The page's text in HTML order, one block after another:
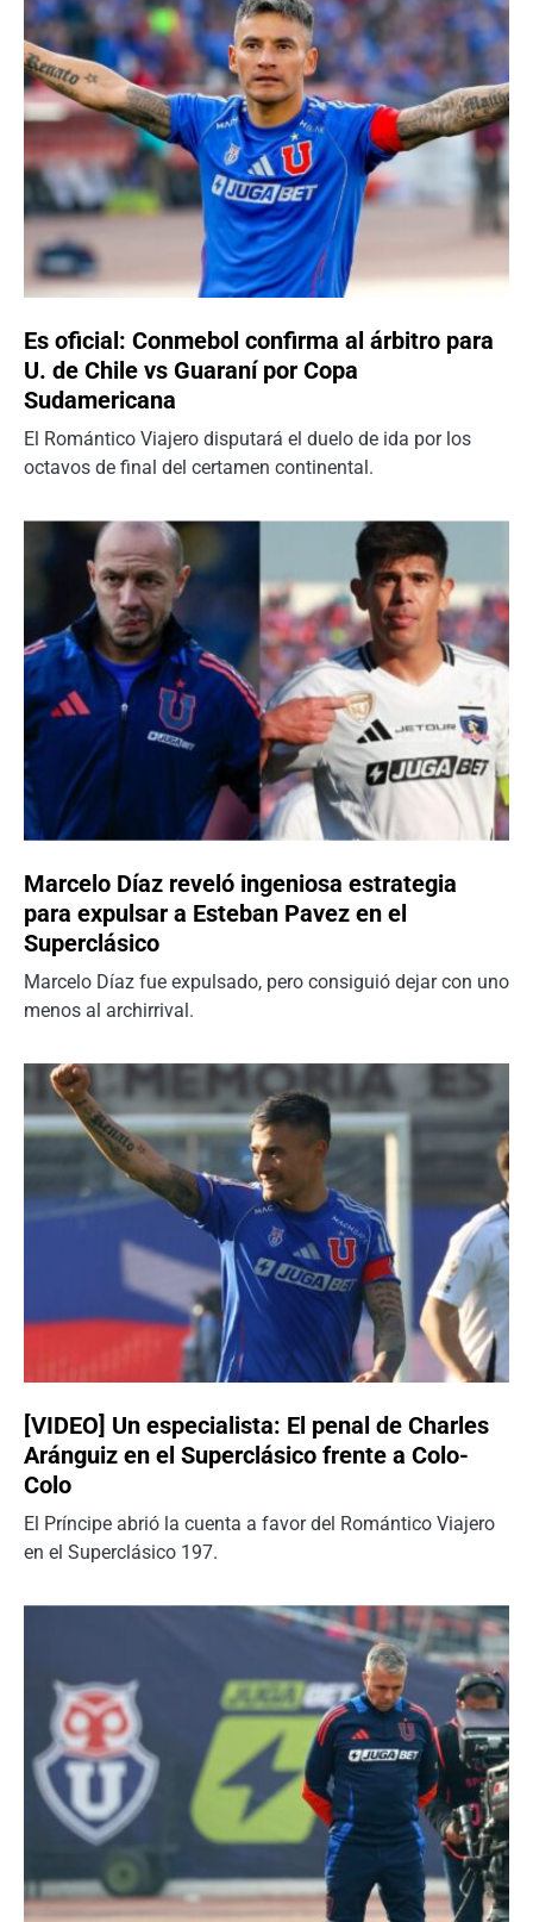
Es oficial: Conmebol confirma al árbitro para
U. de Chile vs Guaraní por Copa
Sudamericana
El Romántico Viajero disputará el duelo de ida por los
octavos de final del certamen continental.
Marcelo Díaz reveló ingeniosa estrategia
para expulsar a Esteban Pavez en el
Superclásico
Marcelo Díaz fue expulsado, pero consiguió dejar con uno
menos al archirrival.
[VIDEO] Un especialista: El penal de Charles
Aránguiz en el Superclásico frente a Colo-
Colo
El Príncipe abrió la cuenta a favor del Romántico Viajero
en el Superclásico 197.